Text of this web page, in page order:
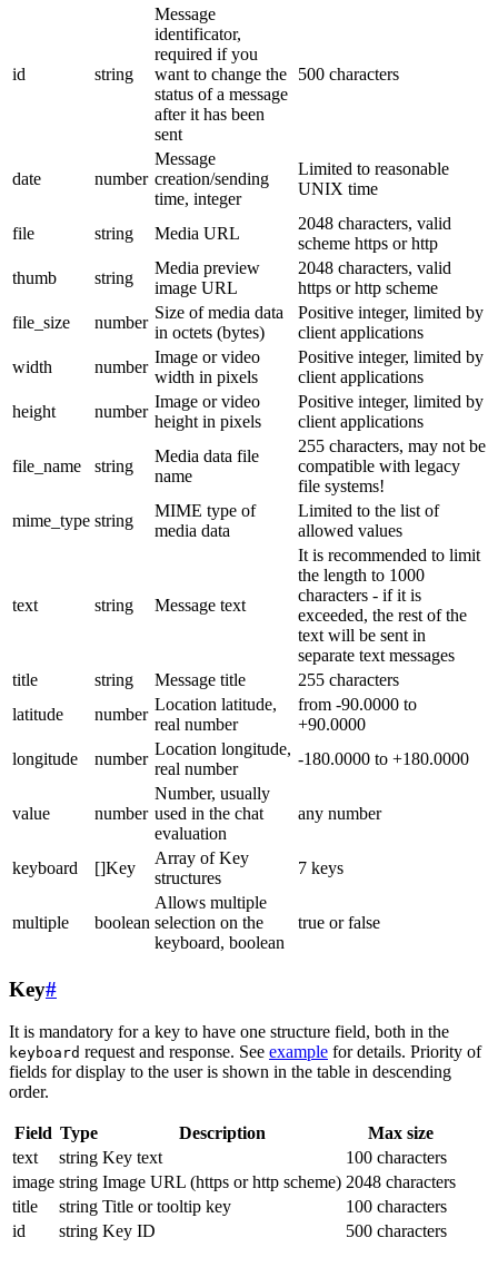
id string
Message
identificator,
required if you
want to change the
status of a message
after it has been
sent
500 characters
date number
Message
creation/sending
time, integer
Limited to reasonable
UNIX time
file string Media URL
2048 characters, valid
scheme https or http
thumb
string
Media preview
image URL
2048 characters, valid
https or http scheme
file_size
number
Size of media data
in octets (bytes)
Positive integer, limited by
client applications
width
number
Image or video
width in pixels
Positive integer, limited by
client applications
height
number
Image or video
height in pixels
Positive integer, limited by
client applications
file_name string
Media data file
name
255 characters, may not be
compatible with legacy
file systems!
mime_type string
MIME type of
media data
Limited to the list of
allowed values
text string Message text
It is recommended to limit
the length to 1000
characters - if it is
exceeded, the rest of the
text will be sent in
separate text messages
title
string Message title
255 characters
latitude
number
Location latitude,
real number
from -90.0000 to
+90.0000
longitude
number
Location longitude,
real number
-180.0000 to +180.0000
value number
Number, usually
used in the chat
evaluation
any number
keyboard []Key
Array of Key
structures
7 keys
multiple boolean
Allows multiple
selection on the
keyboard, boolean
true or false
Key#
It is mandatory for a key to have one structure field, both in the
keyboard request and response. See example for details. Priority of
fields for display to the user is shown in the table in descending
order.
Field Type Description
Max size
text
string Key text
100 characters
image string Image URL (https or http scheme) 2048 characters
title
string Title or tooltip key
100 characters
id
string Key ID 500 characters